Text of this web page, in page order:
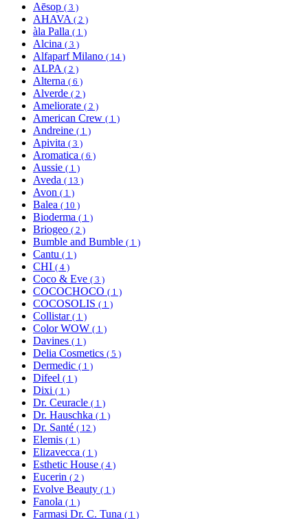
Aēsop ( 3 )
AHAVA ( 2 )
àla Palla ( 1 )
Alcina ( 3 )
Alfaparf Milano ( 14 )
ALPA ( 2 )
Alterna ( 6 )
Alverde ( 2 )
Ameliorate ( 2 )
American Crew ( 1 )
Andreine ( 1 )
Apivita ( 3 )
Aromatica ( 6 )
Aussie ( 1 )
Aveda ( 13 )
Avon ( 1 )
Balea ( 10 )
Bioderma ( 1 )
Briogeo ( 2 )
Bumble and Bumble ( 1 )
Cantu ( 1 )
CHI ( 4 )
Coco & Eve ( 3 )
COCOCHOCO ( 1 )
COCOSOLIS ( 1 )
Collistar ( 1 )
Color WOW ( 1 )
Davines ( 1 )
Delia Cosmetics ( 5 )
Dermedic ( 1 )
Difeel ( 1 )
Dixi ( 1 )
Dr. Ceuracle ( 1 )
Dr. Hauschka ( 1 )
Dr. Santé ( 12 )
Elemis ( 1 )
Elizavecca ( 1 )
Esthetic House ( 4 )
Eucerin ( 2 )
Evolve Beauty ( 1 )
Fanola ( 1 )
Farmasi Dr. C. Tuna ( 1 )